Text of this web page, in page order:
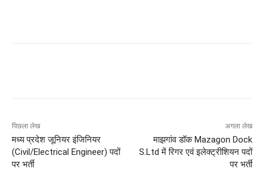
पिछला लेख
मध्य प्रदेश जूनियर इंजिनियर
(Civil/Electrical Engineer) पदों
पर भर्ती
अगला लेख
माझगांव डॉक Mazagon Dock
S.Ltd में रिगर एवं इलेक्ट्रीशियन पदों
पर भर्ती